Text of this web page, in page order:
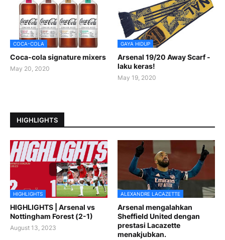
COCA-COLA
Coca-cola signature mixers
May 20, 2020
GAYA HIDUP
Arsenal 19/20 Away Scarf -
laku keras!
May 19, 2020
HIGHLIGHTS
HIGHLIGHTS
HIGHLIGHTS | Arsenal vs
Nottingham Forest (2-1)
August 13, 2023
ALEXANDRE LACAZETTE
Arsenal mengalahkan
Sheffield United dengan
prestasi Lacazette
menakjubkan.